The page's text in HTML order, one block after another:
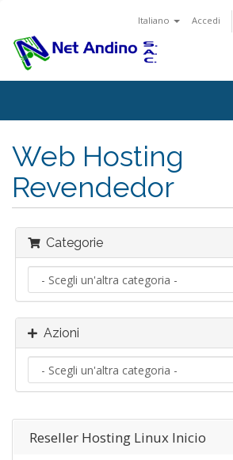
Italiano Accedi
Web Hosting
Revendedor
Categorie
Azioni
Reseller Hosting Linux Inicio